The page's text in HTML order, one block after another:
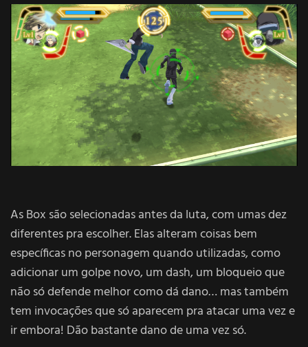
As Box são selecionadas antes da luta, com umas dez
diferentes pra escolher. Elas alteram coisas bem
específicas no personagem quando utilizadas, como
adicionar um golpe novo, um dash, um bloqueio que
não só defende melhor como dá dano… mas também
tem invocações que só aparecem pra atacar uma vez e
ir embora! Dão bastante dano de uma vez só.